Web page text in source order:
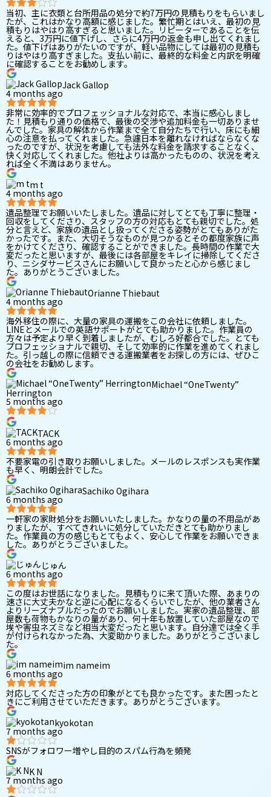
当初、主に衣類と台所用品の処分で約7万円の見積もりをもらいまし
たが、これはかなり高額に感じました。繁忙期とはいえ、最初の見
積もりはやはり高すぎると思いました。リピーターであることを伝
えると、3万円に値下げし、さらに4万円の返金も申し出てくれまし
た。値下げはありがたいのですが、軽い品物にしては最初の見積も
りはやはり高すぎました。支払い前に、最終的な料金と内訳を明確
に確認することをお勧めします。
Jack Gallop
4 months ago
非常に効率的でプロフェッショナルな対応で、本当に感心しまし
た！見積もり通りの価格で、最後の交渉や追加料金も一切ありませ
んでした。家具の解体から作業まで全て自分たちで行い、床にも細
心の注意を払ってくれました。急遽日本を離れなければならなくな
ったのですが、状況を考慮しても法外な料金を請求することなく、
快く対応してくれました。他社よりは高かったものの、状況を考え
れば全く不満はありません。
m t
4 months ago
遺品整理でお願いいたしました。遺品に対してとても丁寧に整理・
回収をしてくださり、スタッフの方の対応もとても親切でした。処
分と言えど、家族の遺品とし扱ってくださる姿勢がとてもありがた
かったです。また、大切そうなものが見つかるとその都度家族に声
をかけてくださり、確認することができました。長時間の作業で大
変だったと思いますが、最後には各部屋をキレイに掃除してくださ
り、ニシダサービスさんにお願いして良かったと心から感じまし
た。ありがとうございました。
Orianne Thiebaut
4 months ago
海外移住の際に、大量の家具の運搬をこの会社に依頼しました。
LINEとメールでの英語サポートがとても助かりました。作業員の
方々は予定より早く到着しましたが、むしろ好都合でした。とても
プロフェッショナルで親切、そして効率的に作業を進めてくれまし
た。引っ越しの際に信頼できる運搬業者をお探しの方には、ぜひこ
の会社をお勧めします。
Michael “OneTwenty”
Herrington
5 months ago
TACK
6 months ago
不要家電の引き取りお願いしました。メールのレスポンスも実作業
も早く、明朗会計でした。
Sachiko Ogihara
6 months ago
一軒家の家財処分をお願いいたしました。かなりの量の不用品があ
りましたが、すべてきれいに処分していただきとても助かりまし
た。作業員の方の感じもとてもよく、安心して作業をお願いできま
した。ありがとうございました。
じゅん
6 months ago
この度はお世話になりました。見積もりに来て頂いた際、あまりの
速さに大丈夫かなと逆に心配になるくらいでしたが、他の業者さん
よりリーズナブルだったのでお願いしました。実家の遺品整理、部
屋数も荷物もかなりの量があり、何十年も放置していた部屋なので
埃や害虫ネズミなど相当大変だったと思います。自分達では全く手
が付けられなかった為、大変助かりました。ありがとうございまし
た。
im nameim
6 months ago
対応してくださった方の印象がとても良かったです。また困ったと
きにご利用させていただきます。ありがとうございます。
kyokotan
7 months ago
SNSがフォロワー増やし目的のスパム行為を頻発
K N
7 months ago